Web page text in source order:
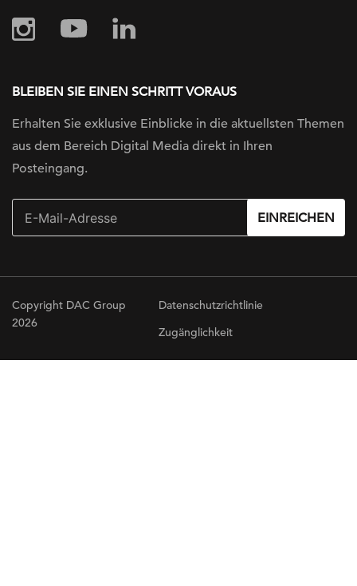
BLEIBEN SIE EINEN SCHRITT VORAUS
Erhalten Sie exklusive Einblicke in die aktuellsten Themen
aus dem Bereich Digital Media direkt in Ihren
Posteingang.
EINREICHEN
Copyright DAC Group
2026
Datenschutzrichtlinie
Zugänglichkeit